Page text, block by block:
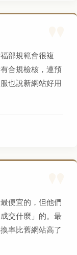
部規範會很複
合規檢核，連預
也說新網站好用
便宜的，但他們
交什麼」的。最
率比舊網站高了